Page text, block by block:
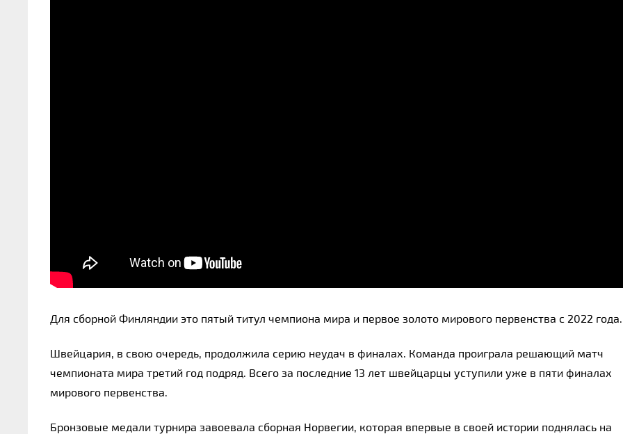
Для сборной Финляндии это пятый титул чемпиона мира и первое золото мирового первенства с 2022 года.
Швейцария, в свою очередь, продолжила серию неудач в финалах. Команда проиграла решающий матч
чемпионата мира третий год подряд. Всего за последние 13 лет швейцарцы уступили уже в пяти финалах
мирового первенства.
Бронзовые медали турнира завоевала сборная Норвегии, которая впервые в своей истории поднялась на